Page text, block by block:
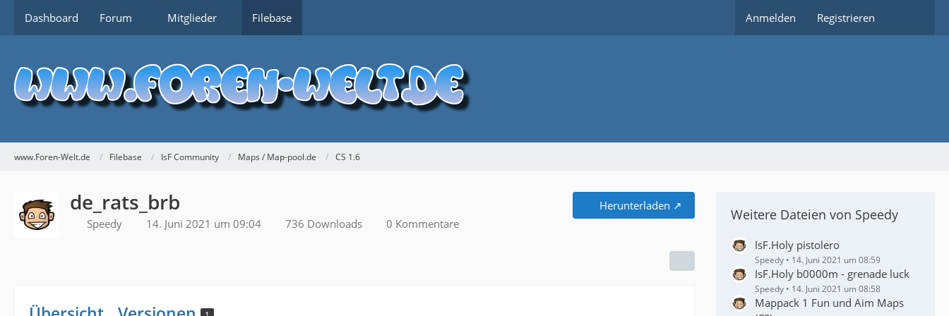
Dashboard Forum Mitglieder Filebase Anmelden Registrieren
www.Foren-Welt.de Filebase IsF Community Maps / Map-pool.de CS 1.6
de_rats_brb
Speedy 14. Juni 2021 um 09:04 736 Downloads 0 Kommentare
Herunterladen
Weitere Dateien von Speedy
IsF.Holy pistolero
Speedy 14. Juni 2021 um 08:59
IsF.Holy b0000m - grenade luck
Speedy 14. Juni 2021 um 08:58
Mappack 1 Fun und Aim Maps